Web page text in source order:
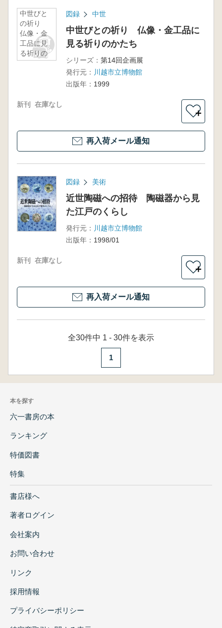
中世びと
の祈り
仏像・金
工品に見
る祈りの
かたち
図録 中世
中世びとの祈り 仏像・金工品に
見る祈りのかたち
シリーズ： 第14回企画展
発行元： 川越市立博物館
出版年： 1999
新刊 在庫なし
＋
再入荷メール通知
図録 美術
近世陶磁への招待 陶磁器から見
た江戸のくらし
発行元： 川越市立博物館
出版年： 1998/01
新刊 在庫なし
＋
再入荷メール通知
全30件中 1 - 30件を表示
1
本を探す
六一書房の本
ランキング
特価図書
特集
書店様へ
著者ログイン
会社案内
お問い合わせ
リンク
採用情報
プライバシーポリシー